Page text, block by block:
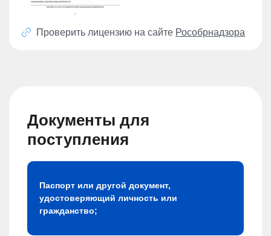
Проверить лицензию на сайте Рособрнадзора
Документы для
поступления
Паспорт или другой документ,
удостоверяющий личность или
гражданство;